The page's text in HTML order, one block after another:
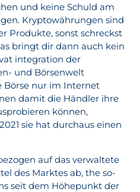
und keine Schuld am
Kryptowährungen sind
Produkte, sonst schreckst
bringt dir dann auch kein
integration der
und Börsenwelt
Börse nur im Internet
damit die Händler ihre
können,
sie hat durchaus einen
auf das verwaltete
des Marktes ab, the so-
seit dem Höhepunkt der